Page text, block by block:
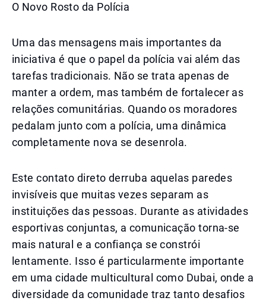
O Novo Rosto da Polícia
Uma das mensagens mais importantes da
iniciativa é que o papel da polícia vai além das
tarefas tradicionais. Não se trata apenas de
manter a ordem, mas também de fortalecer as
relações comunitárias. Quando os moradores
pedalam junto com a polícia, uma dinâmica
completamente nova se desenrola.
Este contato direto derruba aquelas paredes
invisíveis que muitas vezes separam as
instituições das pessoas. Durante as atividades
esportivas conjuntas, a comunicação torna-se
mais natural e a confiança se constrói
lentamente. Isso é particularmente importante
em uma cidade multicultural como Dubai, onde a
diversidade da comunidade traz tanto desafios